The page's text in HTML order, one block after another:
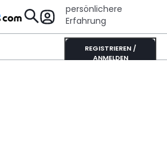
persönlichere
Erfahrung
REGISTRIEREN /
ANMELDEN